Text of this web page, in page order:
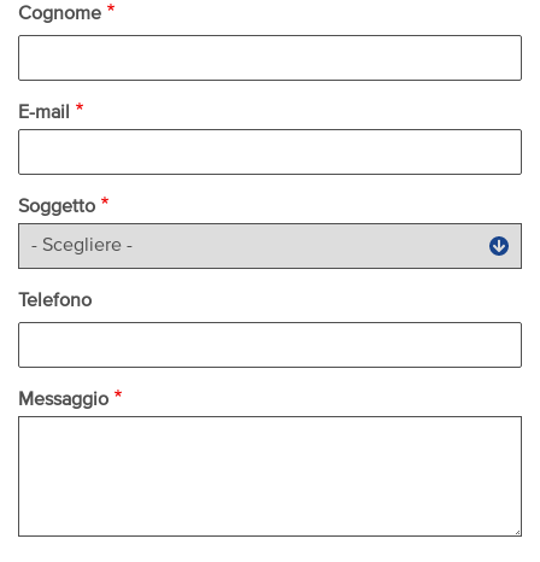
Cognome
E-mail
Soggetto
Telefono
Messaggio